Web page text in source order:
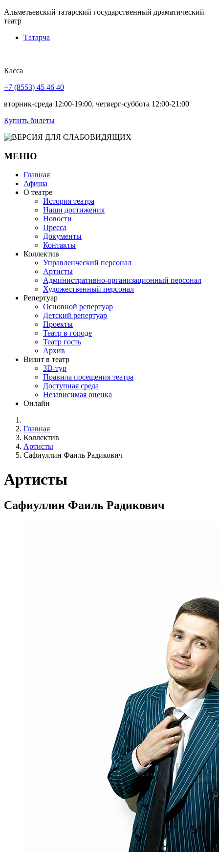
Альметьевский татарский государственный драматический
театр
Татарча
Касса
+7 (8553) 45 46 40
вторник-среда 12:00-19:00, четверг-суббота 12:00-21:00
Купить билеты
МЕНЮ
Главная
Афиша
О театре
История театра
Наши достижения
Новости
Пресса
Документы
Контакты
Коллектив
Управленческий персонал
Артисты
Административно-организационный персонал
Художественный персонал
Репертуар
Основной репертуар
Детский репертуар
Проекты
Театр в городе
Театр гость
Архив
Визит в театр
3D-тур
Правила посещения театра
Доступная среда
Независимая оценка
Онлайн
Главная
Коллектив
Артисты
Сафиуллин Фаиль Радикович
Артисты
Сафиуллин Фаиль Радикович